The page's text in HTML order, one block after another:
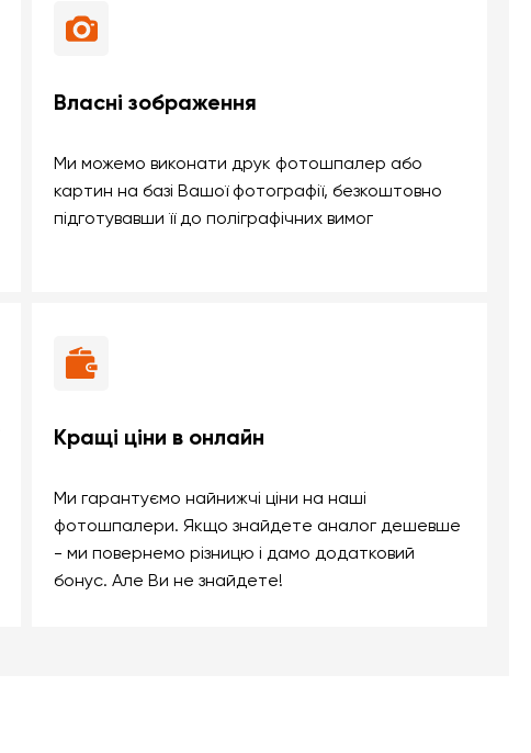
Власні зображення
Ми можемо виконати друк фотошпалер або
картин на базі Вашої фотографії, безкоштовно
підготувавши її до поліграфічних вимог
Кращі ціни в онлайн
Ми гарантуємо найнижчі ціни на наші
фотошпалери. Якщо знайдете аналог дешевше
- ми повернемо різницю і дамо додатковий
бонус. Але Ви не знайдете!